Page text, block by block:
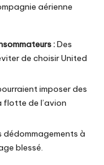
aérienne
:Des
de choisir United
imposer des
flotte de l’avion
dédommagements à
blessé.